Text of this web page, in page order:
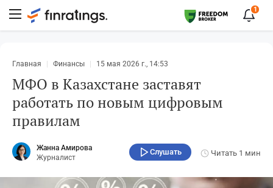
1
Главная Финансы 15 мая 2026 г., 14:53
МФО в Казахстане заставят
работать по новым цифровым
правилам
Жанна Амирова
Журналист
Слушать Читать 1 мин